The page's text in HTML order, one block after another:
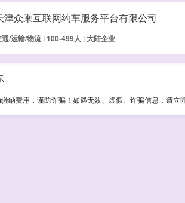
津众乘互联网约车服务平台有限公司
通/运输/物流 | 100-499人 | 大陆企业
纳费用，谨防诈骗！如遇无效、虚假、诈骗信息，请立